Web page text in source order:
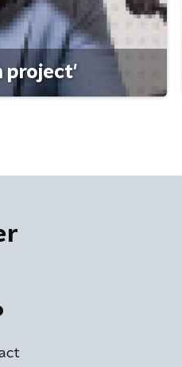
project'